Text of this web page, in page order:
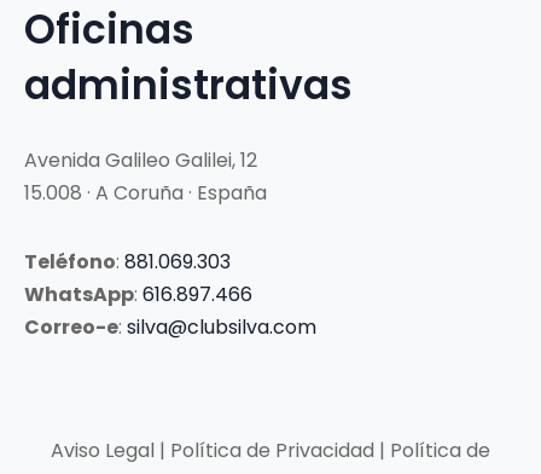
Oficinas
administrativas
Avenida Galileo Galilei, 12
15.008 · A Coruña · España
Teléfono: 881.069.303
WhatsApp: 616.897.466
Correo-e: silva@clubsilva.com
Aviso Legal | Política de Privacidad | Política de